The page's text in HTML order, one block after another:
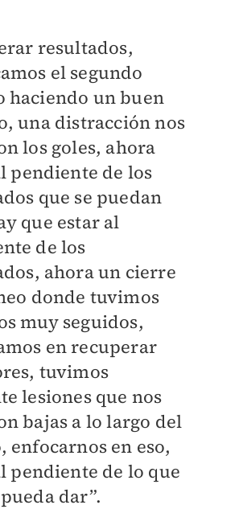
resultados,
el segundo
haciendo un buen
una distracción nos
los goles, ahora
pendiente de los
que se puedan
que estar al
de los
ahora un cierre
donde tuvimos
muy seguidos,
en recuperar
tuvimos
lesiones que nos
bajas a lo largo del
enfocarnos en eso,
pendiente de lo que
dar”.